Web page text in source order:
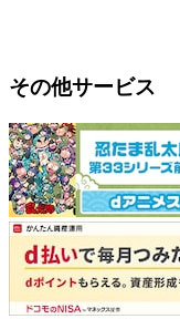
その他サービス